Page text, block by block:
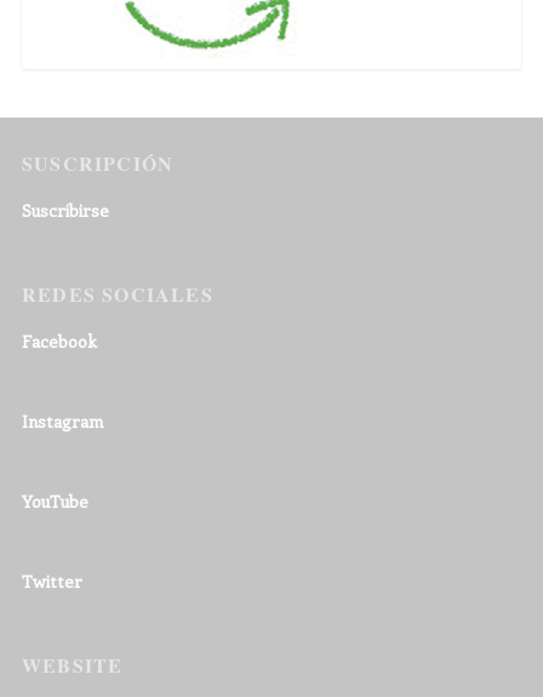
SUSCRIPCIÓN
Suscribirse
REDES SOCIALES
Facebook
Instagram
YouTube
Twitter
WEBSITE